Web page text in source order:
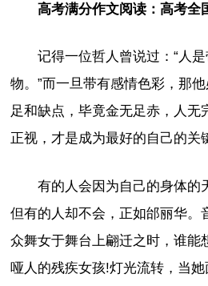
高考满分作文阅读：高考全
记得一位哲人曾说过：“人
物。”而一旦带有感情色彩，那
足和缺点，毕竟金无足赤，人无
正视，才是成为最好的自己的关
有的人会因为自己的身体的
但有的人却不会，正如邰丽华。
众舞女于舞台上翩迁之时，谁能
哑人的残疾女孩!灯光流转，当